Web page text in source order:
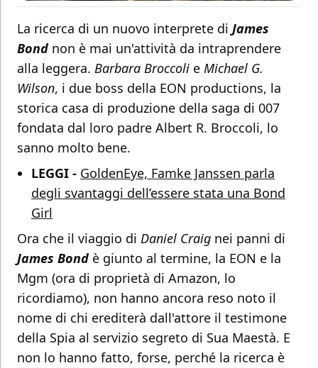
La ricerca di un nuovo interprete di James
Bondnon è mai un'attività da intraprendere
alla leggera. Barbara Broccoli e Michael G.
Wilson, i due boss della EON productions, la
storica casa di produzione della saga di 007
fondata dal loro padre Albert R. Broccoli, lo
sanno molto bene.
LEGGI - GoldenEye, Famke Janssen parla
degli svantaggi dell’essere stata una Bond
Girl
Ora che il viaggio di Daniel Craig nei panni di
James Bondè giunto al termine, la EON e la
Mgm (ora di proprietà di Amazon, lo
ricordiamo), non hanno ancora reso noto il
nome di chi erediterà dall'attore il testimone
della Spia al servizio segreto di Sua Maestà. E
non lo hanno fatto, forse, perché la ricerca è